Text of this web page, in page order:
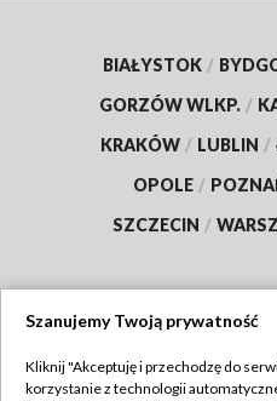
BIAŁYSTOK /
GORZÓW WLKP. /
KRAKÓW / LUBLIN /
OPOLE /
SZCZECIN /
Szanujemy Twoją prywatność
Kliknij "Akceptuję i przechodzę do
korzystanie z technologii